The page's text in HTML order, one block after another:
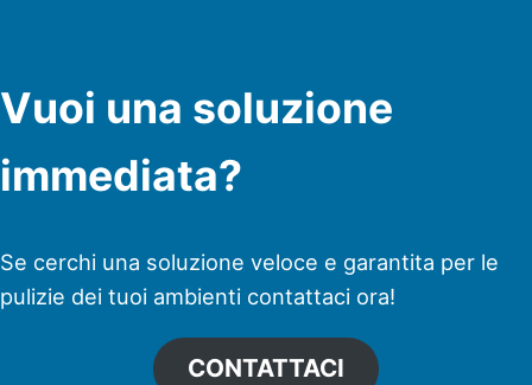
Vuoi una soluzione
immediata?
Se cerchi una soluzione veloce e garantita per le
pulizie dei tuoi ambienti contattaci ora!
CONTATTACI